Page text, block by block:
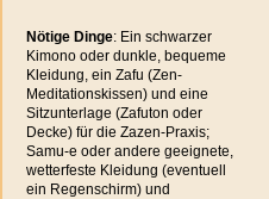
Nötige Dinge: Ein schwarzer
Kimono oder dunkle, bequeme
Kleidung, ein Zafu (Zen-
Meditationskissen) und eine
Sitzunterlage (Zafuton oder
Decke) für die Zazen-Praxis;
Samu-e oder andere geeignete,
wetterfeste Kleidung (eventuell
ein Regenschirm) und